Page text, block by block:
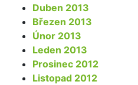
Duben 2013
Březen 2013
Únor 2013
Leden 2013
Prosinec 2012
Listopad 2012